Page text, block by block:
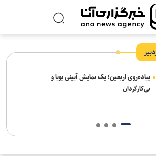
واگذاری طرح جداره سازی محوطه شهیدگاه شیخ
صفی الدین اردبیلی به دانشگاه آزاد مشکین شهر